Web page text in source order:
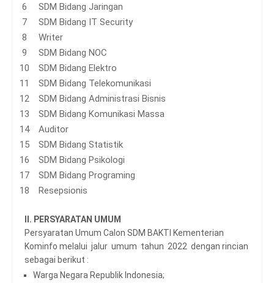
SDM Bidang Jaringan
SDM Bidang IT Security
Writer
SDM Bidang NOC
SDM Bidang Elektro
SDM Bidang Telekomunikasi
SDM Bidang Administrasi Bisnis
SDM Bidang Komunikasi Massa
Auditor
SDM Bidang Statistik
SDM Bidang Psikologi
SDM Bidang Programing
Resepsionis
II. PERSYARATAN UMUM
Persyaratan Umum Calon SDM BAKTI Kementerian
Kominfo melalui jalur umum tahun 2022 dengan rincian
sebagai berikut :
Warga Negara Republik Indonesia;